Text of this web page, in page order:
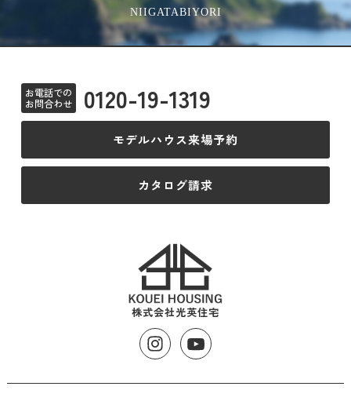
NIIGATABIYORI
お電話での
お問合わせ
0120-19-1319
モデルハウス来場予約
カタログ請求
株式会社光英住宅